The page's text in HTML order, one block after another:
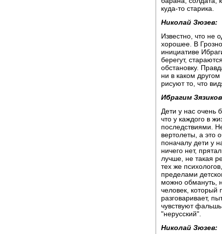
куда-то старика.
Николай Зюзев:
Известно, что не
хорошее. В
инициативе
берегут,
обстановку.
ни в каком
рисуют то, что
Ибрагим
Дети у нас очень
что у каждого в
последствиями.
вертолеты, а это
поначалу дети у
ничего нет,
лучше, не такая
тех же
пределами
можно обмануть,
человек,
разговаривает,
чувствуют
"нерусский".
Николай Зюзев: